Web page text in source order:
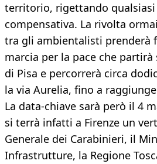
territorio, rigettando
compensativa. La rivolta
tra gli ambientalisti prenderà
marcia per la pace che
di Pisa e percorrerà circa
la via Aurelia, fino a
La data-chiave sarà però il 4
si terrà infatti a Firenze un
Generale dei Carabinieri, il
Infrastrutture, la Regione